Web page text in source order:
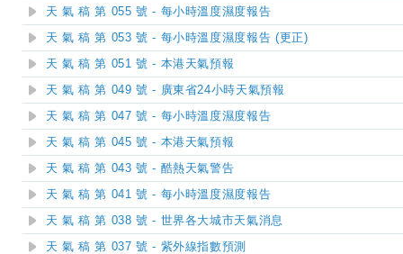
天 氣 稿 第 055 號 - 每小時溫度濕度報告
天 氣 稿 第 053 號 - 每小時溫度濕度報告 (更正)
天 氣 稿 第 051 號 - 本港天氣預報
天 氣 稿 第 049 號 - 廣東省24小時天氣預報
天 氣 稿 第 047 號 - 每小時溫度濕度報告
天 氣 稿 第 045 號 - 本港天氣預報
天 氣 稿 第 043 號 - 酷熱天氣警告
天 氣 稿 第 041 號 - 每小時溫度濕度報告
天 氣 稿 第 038 號 - 世界各大城市天氣消息
天 氣 稿 第 037 號 - 紫外線指數預測